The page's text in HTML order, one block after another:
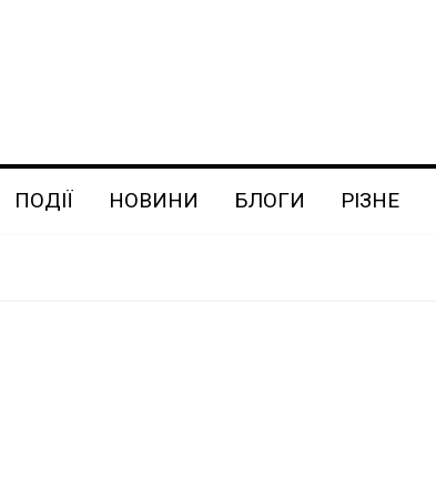
ПОДІЇ НОВИНИ БЛОГИ РІЗНЕ